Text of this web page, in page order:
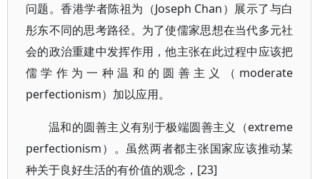
问题。香港学者陈祖为（Joseph Chan）展示了与白
彤东不同的思考路径。为了使儒家思想在当代多元社
会的政治重建中发挥作用，他主张在此过程中应该把
儒学作为一种温和的圆善主义（moderate
perfectionism）加以应用。
温和的圆善主义有别于极端圆善主义（extreme
perfectionism）。虽然两者都主张国家应该推动某
种关于良好生活的有价值的观念，[23]